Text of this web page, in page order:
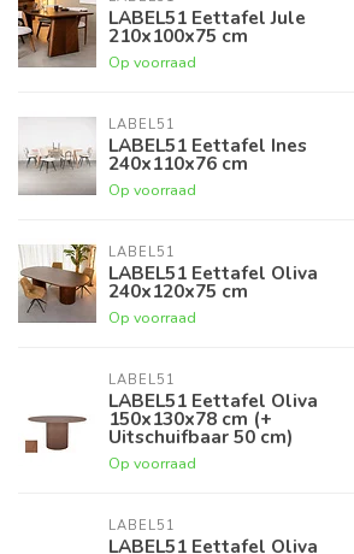
LABEL51 Eettafel Jule
210x100x75 cm
Op voorraad
LABEL51
LABEL51 Eettafel Ines
240x110x76 cm
Op voorraad
LABEL51
LABEL51 Eettafel Oliva
240x120x75 cm
Op voorraad
LABEL51
LABEL51 Eettafel Oliva
150x130x78 cm (+
Uitschuifbaar 50 cm)
Op voorraad
LABEL51
LABEL51 Eettafel Oliva